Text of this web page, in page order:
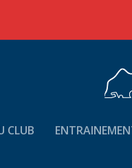
CLUB